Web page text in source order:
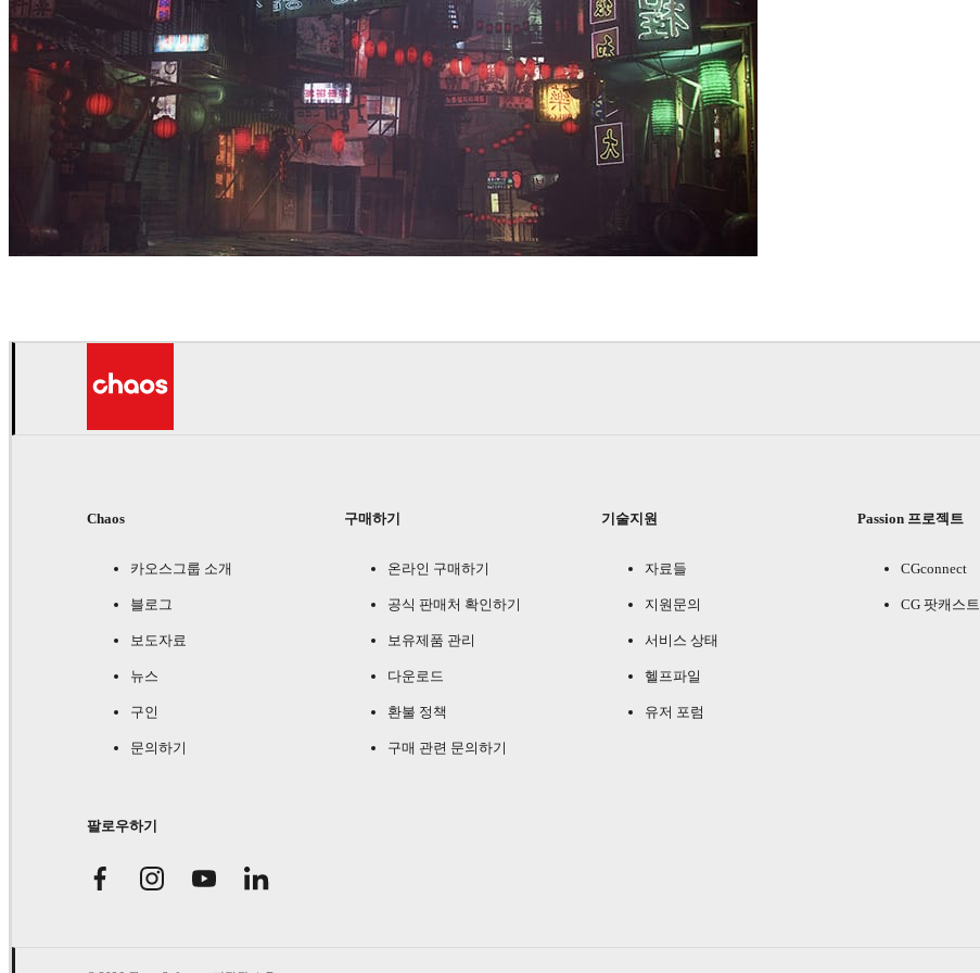
Chaos
카오스그룹 소개
블로그
보도자료
뉴스
구인
문의하기
구매하기
온라인 구매하기
공식 판매처 확인하기
보유제품 관리
다운로드
환불 정책
구매 관련 문의하기
기술지원
자료들
지원문의
서비스 상태
헬프파일
유저 포럼
Passion 프로젝트
CGconnect
CG 팟캐스트
팔로우하기